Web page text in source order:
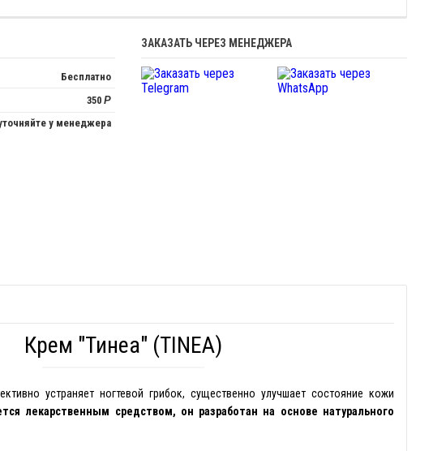
Бесплатно
350 Р
у менеджера
ЗАКАЗАТЬ ЧЕРЕЗ МЕНЕДЖЕРА
Крем "Тинеа" (TINEA)
устраняет ногтевой грибок, существенно улучшает состояние кожи
лекарственным средством, он разработан на основе натурального